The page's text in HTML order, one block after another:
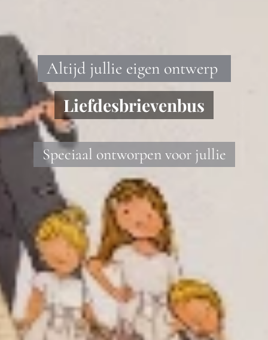
Altijd jullie eigen ontwerp
Liefdesbrievenbus
Speciaal ontworpen voor jullie